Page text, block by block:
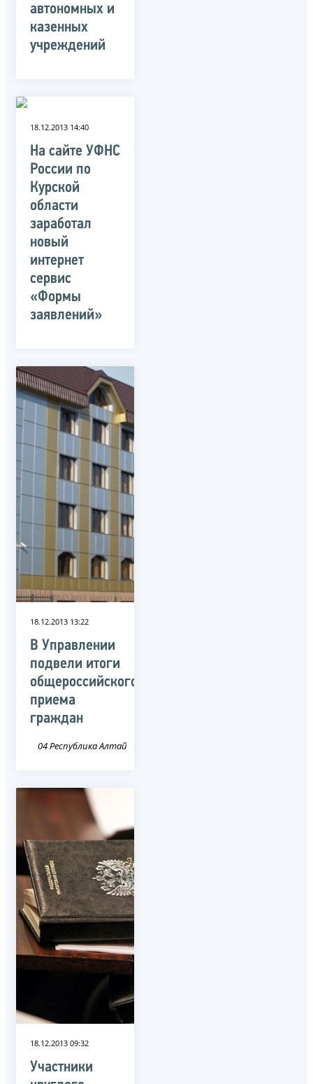
автономных и
казенных
учреждений
18.12.2013 14:40
На сайте УФНС
России по
Курской
области
заработал
новый
интернет
сервис
«Формы
заявлений»
18.12.2013 13:22
В Управлении
подвели итоги
общероссийского
приема
граждан
04 Республика Алтай
18.12.2013 09:32
Участники